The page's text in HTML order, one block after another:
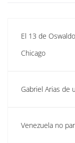
El 13 de
Chicago
Gabriel Arias de
Venezuela no